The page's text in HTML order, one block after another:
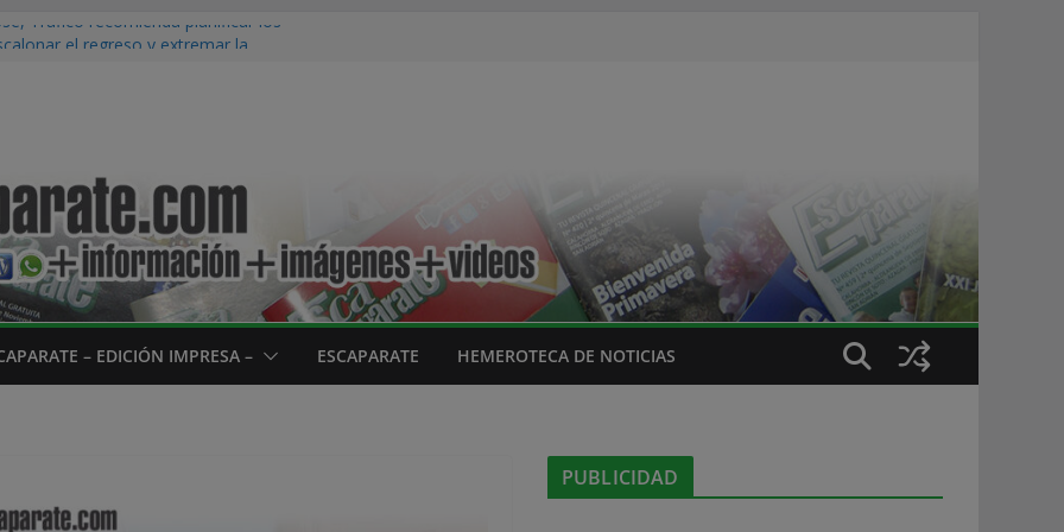
Tráfico recomienda planificar los
directamente al eclipse solar sin
puede provocar lesiones irreversibles
las terceras Fiestas de la Juventud
– EDICIÓN IMPRESA – ESCAPARATE HEMEROTECA DE NOTICIAS
PUBLICIDAD